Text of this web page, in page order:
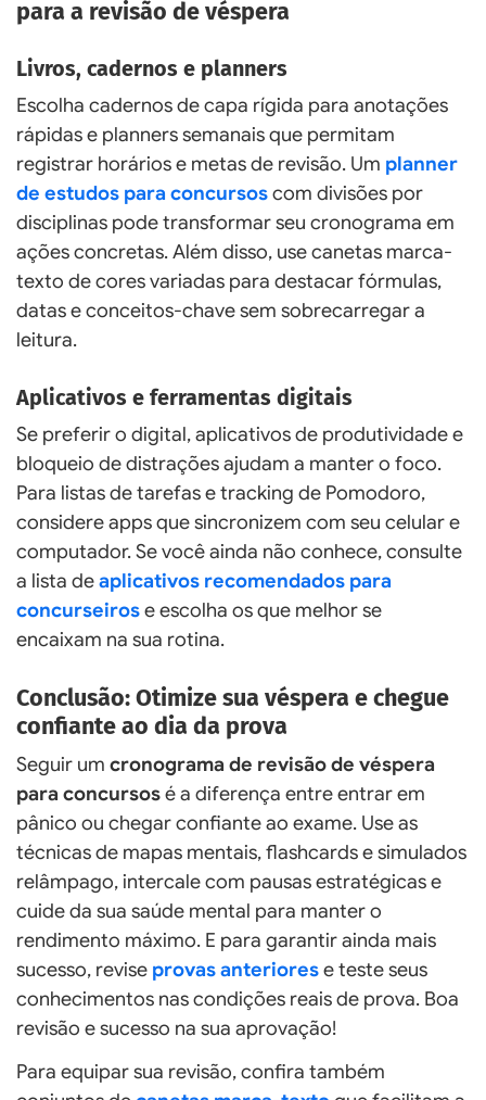
para a revisão de véspera
Livros, cadernos e planners
Escolha cadernos de capa rígida para anotações
rápidas e planners semanais que permitam
registrar horários e metas de revisão. Um planner
de estudos para concursoscom divisões por
disciplinas pode transformar seu cronograma em
ações concretas. Além disso, use canetas marca-
texto de cores variadas para destacar fórmulas,
datas e conceitos-chave sem sobrecarregar a
leitura.
Aplicativos e ferramentas digitais
Se preferir o digital, aplicativos de produtividade e
bloqueio de distrações ajudam a manter o foco.
Para listas de tarefas e tracking de Pomodoro,
considere apps que sincronizem com seu celular e
computador. Se você ainda não conhece, consulte
a lista deaplicativos recomendados para
concurseirose escolha os que melhor se
encaixam na sua rotina.
Conclusão: Otimize sua véspera e chegue
confiante ao dia da prova
Seguir um cronograma de revisão de véspera
para concursosé a diferença entre entrar em
pânico ou chegar confiante ao exame. Use as
técnicas de mapas mentais, flashcards e simulados
relâmpago, intercale com pausas estratégicas e
cuide da sua saúde mental para manter o
rendimento máximo. E para garantir ainda mais
sucesso, revise provas anteriorese teste seus
conhecimentos nas condições reais de prova. Boa
revisão e sucesso na sua aprovação!
Para equipar sua revisão, confira também